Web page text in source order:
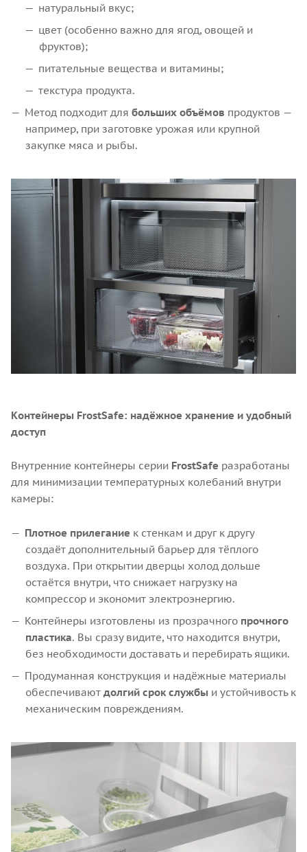
натуральный вкус;
цвет (особенно важно для ягод, овощей и
фруктов);
питательные вещества и витамины;
текстура продукта.
Метод подходит для больших объёмов продуктов —
например, при заготовке урожая или крупной
закупке мяса и рыбы.
Контейнеры FrostSafe: надёжное хранение и удобный
доступ
Внутренние контейнеры серии FrostSafe разработаны
для минимизации температурных колебаний внутри
камеры:
Плотное прилегание к стенкам и друг к другу
создаёт дополнительный барьер для тёплого
воздуха. При открытии дверцы холод дольше
остаётся внутри, что снижает нагрузку на
компрессор и экономит электроэнергию.
Контейнеры изготовлены из прозрачного прочного
пластика. Вы сразу видите, что находится внутри,
без необходимости доставать и перебирать ящики.
Продуманная конструкция и надёжные материалы
обеспечивают долгий срок службы и устойчивость к
механическим повреждениям.